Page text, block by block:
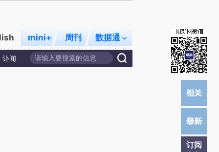
mini+ 周刊 数据通
讣闻
订阅